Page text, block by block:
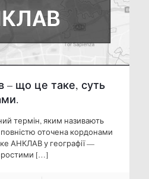
– що це таке, суть
термін, яким називають
повністю оточена кордонами
АНКЛАВ у географії —
[…]